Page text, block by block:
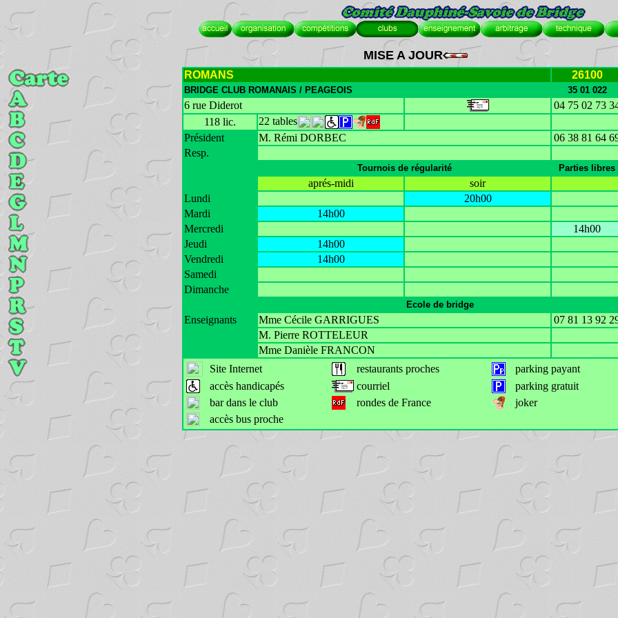
MISE A JOUR
ROMANS 26100
BRIDGE CLUB ROMANAIS / PEAGEOIS 35 01 022
6 rue Diderot
04 75 02 73
118 lic.
22 tables
Président
M. Rémi DORBEC
06 38 81 64
Resp.
Tournois de régularité Parties libres
aprés-midi
soir
Lundi
20h00
Mardi
14h00
Mercredi
14h00
Jeudi
14h00
Vendredi
14h00
Samedi
Dimanche
Ecole de bridge
Enseignants Mme Cécile GARRIGUES
07 81 13 92
M. Pierre ROTTELEUR
Mme Danièle FRANCON
Site Internet
restaurants proches
parking payant
accès handicapés
courriel
parking gratuit
bar dans le club
rondes de France
joker
accès bus proche